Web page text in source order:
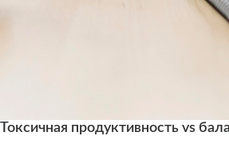
Токсичная продуктивность vs